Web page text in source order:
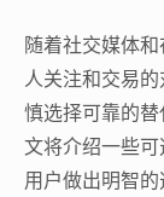
随着社交媒体
人关注和交易
慎选择可靠的
文将介绍一些
用户做出明智的